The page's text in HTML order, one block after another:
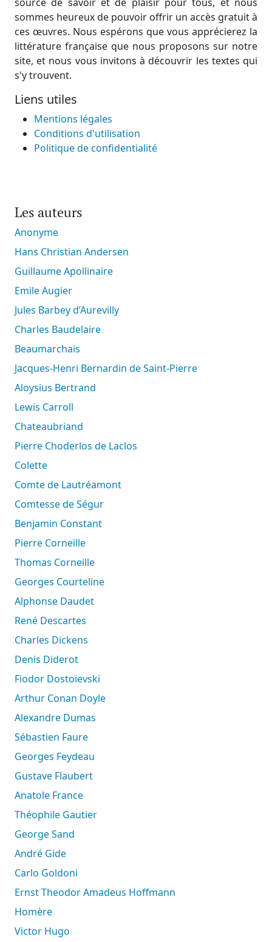
sommes heureux de pouvoir offrir un accès gratuit à
ces œuvres. Nous espérons que vous apprécierez la
littérature française que nous proposons sur notre
site, et nous vous invitons à découvrir les textes qui
s'y trouvent.
Liens utiles
Mentions légales
Conditions d'utilisation
Politique de confidentialité
Les auteurs
Anonyme
Hans Christian Andersen
Guillaume Apollinaire
Emile Augier
Jules Barbey d’Aurevilly
Charles Baudelaire
Beaumarchais
Jacques-Henri Bernardin de Saint-Pierre
Aloysius Bertrand
Lewis Carroll
Chateaubriand
Pierre Choderlos de Laclos
Colette
Comte de Lautréamont
Comtesse de Ségur
Benjamin Constant
Pierre Corneille
Thomas Corneille
Georges Courteline
Alphonse Daudet
René Descartes
Charles Dickens
Denis Diderot
Fiodor Dostoïevski
Arthur Conan Doyle
Alexandre Dumas
Sébastien Faure
Georges Feydeau
Gustave Flaubert
Anatole France
Théophile Gautier
George Sand
André Gide
Carlo Goldoni
Ernst Theodor Amadeus Hoffmann
Homère
Victor Hugo